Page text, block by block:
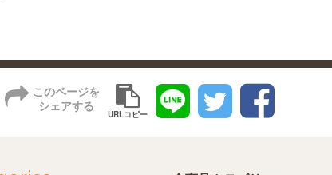
このページを
シェアする
URLコピー